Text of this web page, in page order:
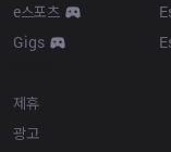
e스포츠
Gigs
제휴
광고